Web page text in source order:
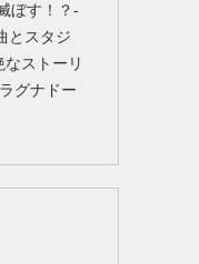
ぼす！？-
とスタジ
ストーリ
グナドー